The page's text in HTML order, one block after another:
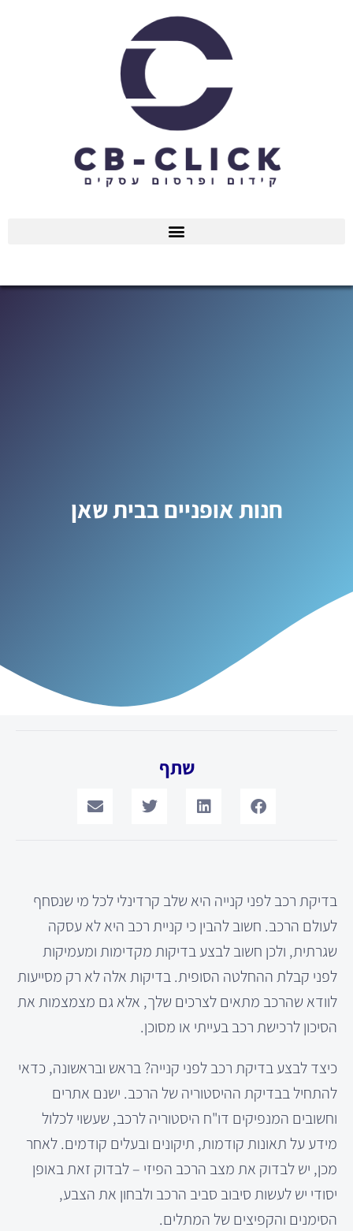
חנות אופניים בבית שאן
שתף
בדיקת רכב לפני קנייה היא שלב קרדינלי לכל מי שנסחף
לעולם הרכב. חשוב להבין כי קניית רכב היא לא עסקה
שגרתית, ולכן חשוב לבצע בדיקות מקדימות ומעמיקות
לפני קבלת ההחלטה הסופית. בדיקות אלה לא רק מסייעות
לוודא שהרכב מתאים לצרכים שלך, אלא גם מצמצמות את
הסיכון לרכישת רכב בעייתי או מסוכן.
כיצד לבצע בדיקת רכב לפני קנייה? בראש ובראשונה, כדאי
להתחיל בבדיקת ההיסטוריה של הרכב. ישנם אתרים
וחשובים המנפיקים דו"ח היסטוריה לרכב, שעשוי לכלול
מידע על תאונות קודמות, תיקונים ובעלים קודמים. לאחר
מכן, יש לבדוק את מצב הרכב הפיזי – לבדוק זאת באופן
יסודי יש לעשות סיבוב סביב הרכב ולבחון את הצבע,
הסימנים והקפיצים של המתלים.